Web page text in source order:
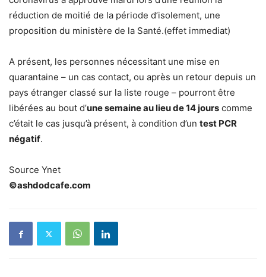
réduction de moitié de la période d’isolement, une
proposition du ministère de la Santé.(effet immediat)
A présent, les personnes nécessitant une mise en
quarantaine – un cas contact, ou après un retour depuis un
pays étranger classé sur la liste rouge – pourront être
libérées au bout d’une semaine au lieu de 14 jours comme
c’était le cas jusqu’à présent, à condition d’un test PCR
négatif.
Source Ynet
©ashdodcafe.com